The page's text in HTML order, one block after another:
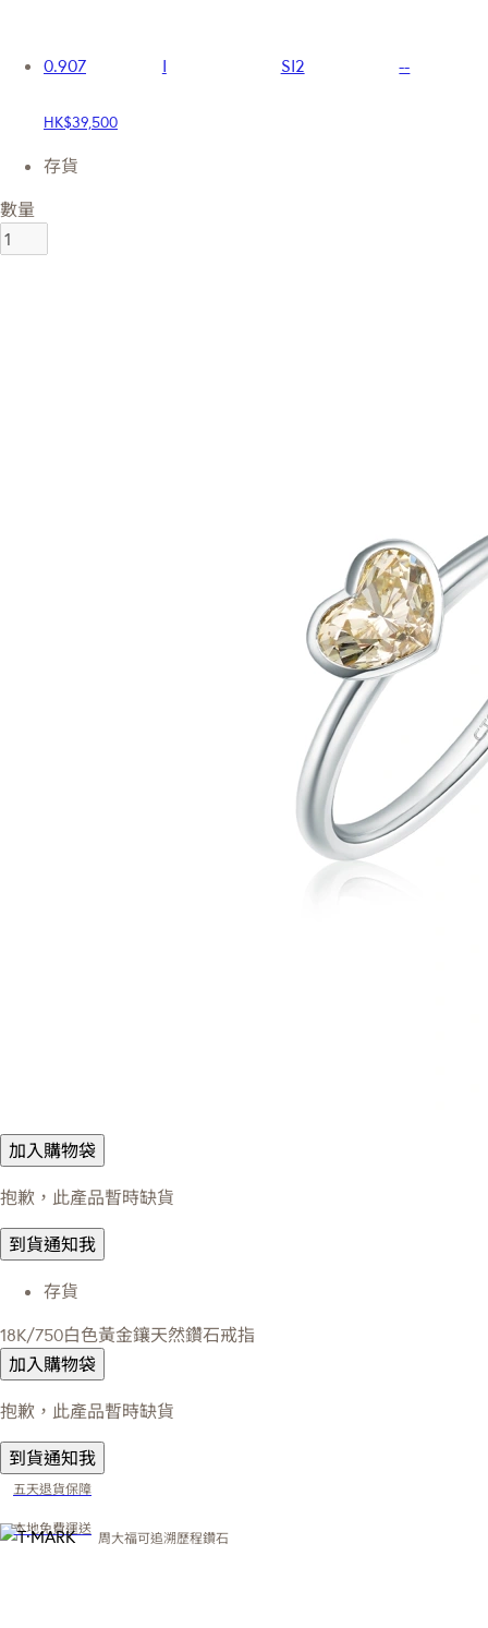
0.907 I SI2 --
HK$39,500
存貨
數量
加入購物袋
抱歉，此產品暫時缺貨
到貨通知我
存貨
18K/750白色黃金鑲天然鑽石戒指
加入購物袋
抱歉，此產品暫時缺貨
到貨通知我
五天退貨保障
本地免費運送
周大福可追溯歷程鑽石